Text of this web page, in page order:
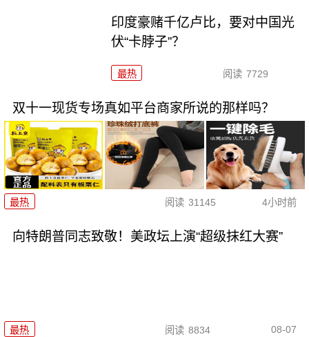
印度豪赌千亿卢比，要对中国光
伏“卡脖子”？
最热 阅读 7729
双十一现货专场真如平台商家所说的那样吗？
最热 阅读 31145 4小时前
向特朗普同志致敬！美政坛上演“超级抹红大赛”
最热 阅读 8834 08-07